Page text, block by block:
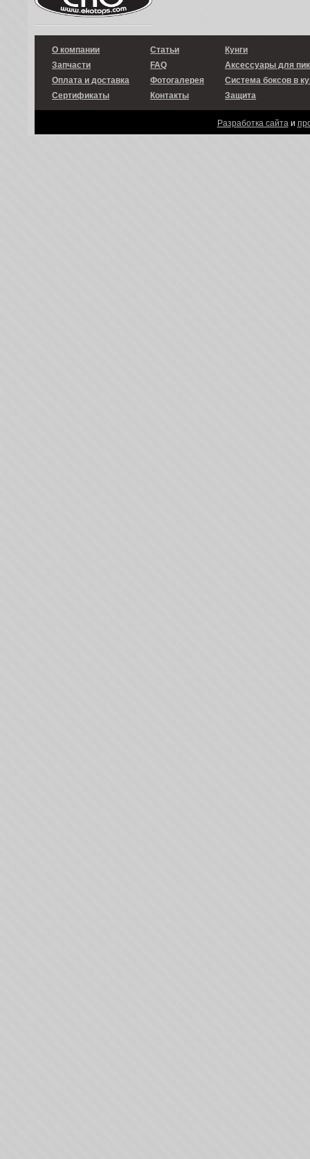
О компании
Запчасти
Оплата и доставка
Сертификаты
Статьи
FAQ
Фотогалерея
Контакты
Кунги
Аксессуары для
Система боксов в
Защита
Разработка сайтаи